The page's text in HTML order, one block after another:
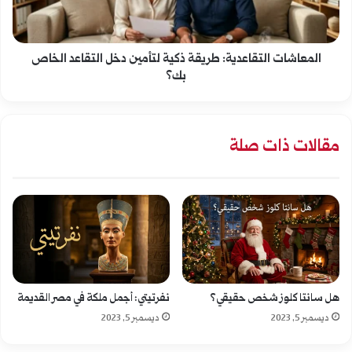
ذكية
لتأمين
الخاص
المعاشات التقاعدية: طريقة ذكية لتأمين دخل التقاعد الخاص
بك؟
مقالات ذات صلة
هل سانتا كلوز شخص حقيقي؟
ديسمبر 5, 2023
نفرتيتي: أجمل ملكة في مصر القديمة
ديسمبر 5, 2023